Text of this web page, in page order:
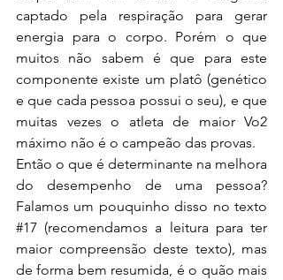
captado pela respiração para gerar
energia para o corpo. Porém o que
muitos não sabem é que para este
componente existe um platô (genético
e que cada pessoa possui o seu), e que
muitas vezes o atleta de maior Vo2
máximo não é o campeão das provas.
Então o que é determinante na melhora
do desempenho de uma pessoa?
#17 (recomendamos a leitura para ter
maior compreensão deste texto), mas
de forma bem resumida, é o quão mais